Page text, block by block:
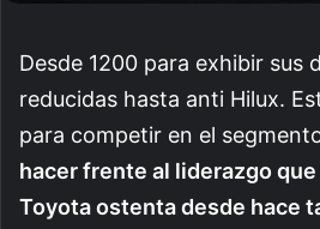
Desde 1200 para exhibir sus
reducidas hasta anti Hilux.
para competir en el
hacer frente al liderazgo
Toyota ostenta desde hace